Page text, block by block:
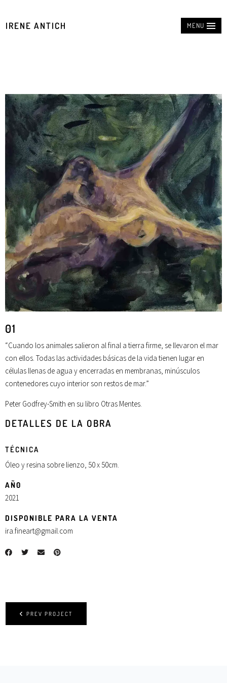
MENU
IRENE ANTICH
01
“Cuando los animales salieron al final a tierra firme, se llevaron el mar
con ellos. Todas las actividades básicas de la vida tienen lugar en
células llenas de agua y encerradas en membranas, minúsculos
contenedores cuyo interior son restos de mar.”
Peter Godfrey-Smith en su libro Otras Mentes.
DETALLES DE LA OBRA
TÉCNICA
Óleo y resina sobre lienzo, 50 x 50cm.
AÑ0
2021
DISPONIBLE PARA LA VENTA
ira.fineart@gmail.com
PREV PROJECT